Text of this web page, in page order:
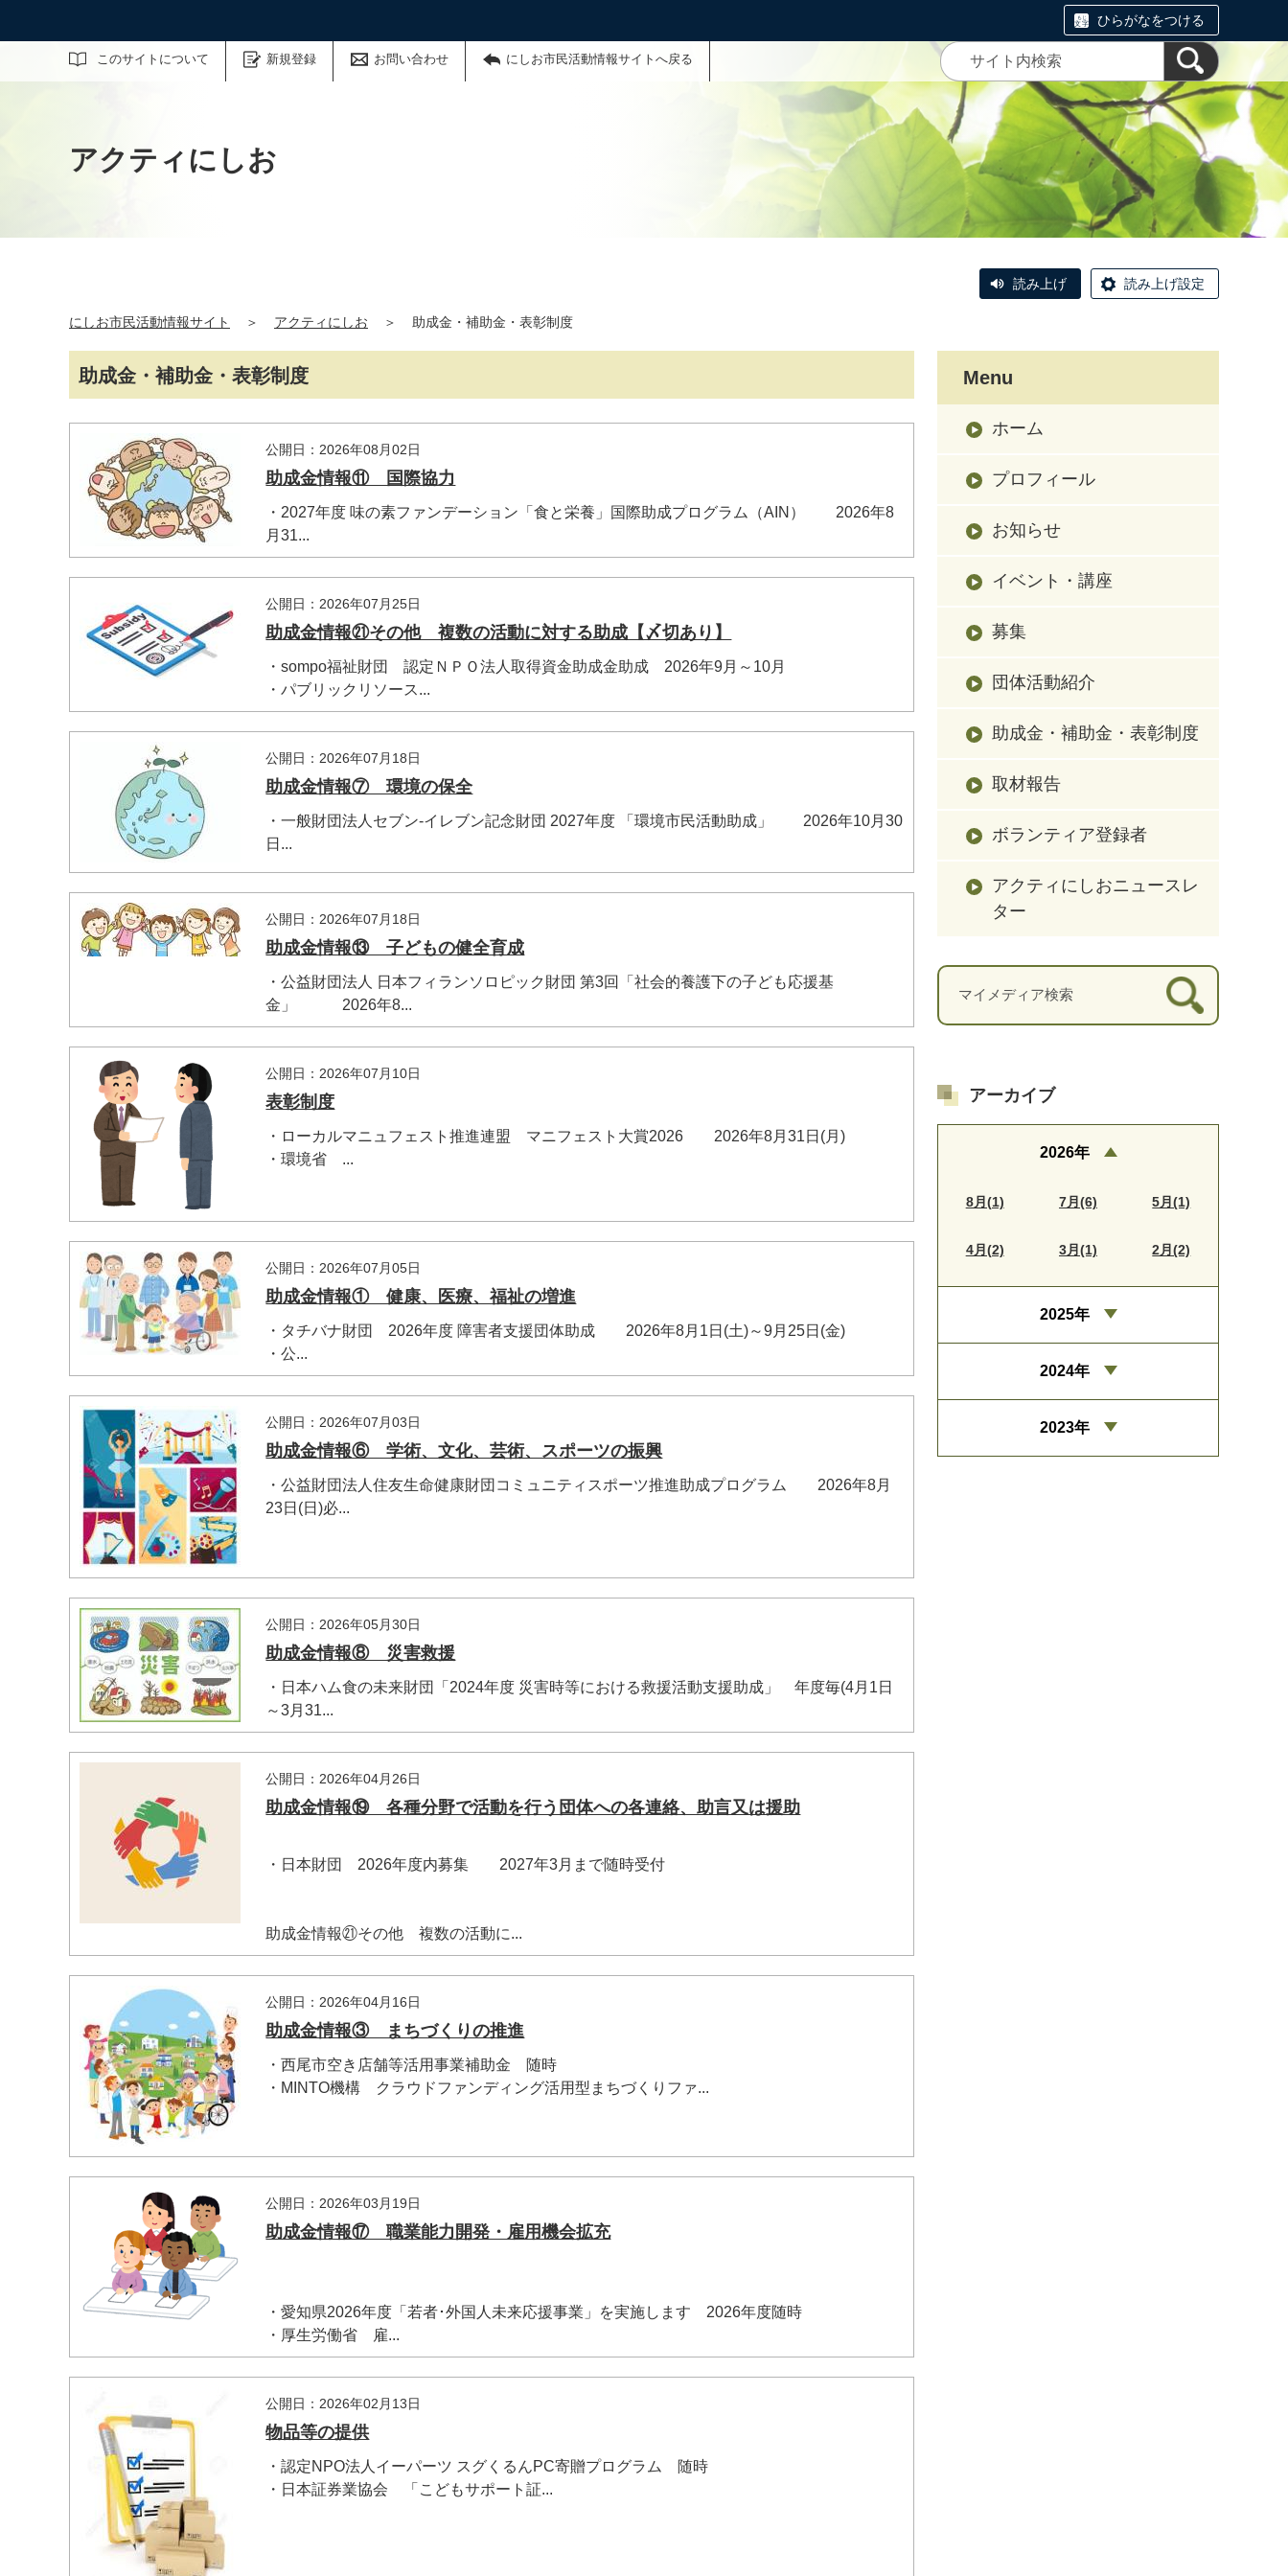
ひらがなをつける
このサイトについて 新規登録 お問い合わせ にしお市民活動情報サイトへ戻る
サイト内検索
アクティにしお
読み上げ 読み上げ設定
にしお市民活動情報サイト ＞ アクティにしお ＞ 助成金・補助金・表彰制度
助成金・補助金・表彰制度
公開日：2026年08月02日
助成金情報⑪ 国際協力
・2027年度 味の素ファンデーション「食と栄養」国際助成プログラム（AIN） 2026年8
月31...
公開日：2026年07月25日
助成金情報㉑その他 複数の活動に対する助成【〆切あり】
・sompo福祉財団 認定ＮＰＯ法人取得資金助成金助成 2026年9月～10月
・パブリックリソース...
公開日：2026年07月18日
助成金情報⑦ 環境の保全
・一般財団法人セブン‐イレブン記念財団 2027年度 「環境市民活動助成」 2026年10月30
日...
公開日：2026年07月18日
助成金情報⑬ 子どもの健全育成
・公益財団法人 日本フィランソロピック財団 第3回「社会的養護下の子ども応援基
金」 2026年8...
公開日：2026年07月10日
表彰制度
・ローカルマニュフェスト推進連盟 マニフェスト大賞2026 2026年8月31日(月)
・環境省 ...
公開日：2026年07月05日
助成金情報① 健康、医療、福祉の増進
・タチバナ財団 2026年度 障害者支援団体助成 2026年8月1日(土)～9月25日(金)
・公...
公開日：2026年07月03日
助成金情報⑥ 学術、文化、芸術、スポーツの振興
・公益財団法人住友生命健康財団コミュニティスポーツ推進助成プログラム 2026年8月
23日(日)必...
公開日：2026年05月30日
助成金情報⑧ 災害救援
・日本ハム食の未来財団「2024年度 災害時等における救援活動支援助成」 年度毎(4月1日
～3月31...
公開日：2026年04月26日
助成金情報⑲ 各種分野で活動を行う団体への各連絡、助言又は援助
・日本財団 2026年度内募集 2027年3月まで随時受付
助成金情報㉑その他 複数の活動に...
公開日：2026年04月16日
助成金情報③ まちづくりの推進
・西尾市空き店舗等活用事業補助金 随時
・MINTO機構 クラウドファンディング活用型まちづくりファ...
公開日：2026年03月19日
助成金情報⑰ 職業能力開発・雇用機会拡充
・愛知県2026年度「若者･外国人未来応援事業」を実施します 2026年度随時
・厚生労働省 雇...
公開日：2026年02月13日
物品等の提供
・認定NPO法人イーパーツ スグくるんPC寄贈プログラム 随時
・日本証券業協会 「こどもサポート証...
Menu
ホーム
プロフィール
お知らせ
イベント・講座
募集
団体活動紹介
助成金・補助金・表彰制度
取材報告
ボランティア登録者
アクティにしおニュースレ
ター
アーカイブ
2026年
8月(1) 7月(6) 5月(1)
4月(2) 3月(1) 2月(2)
2025年
2024年
2023年